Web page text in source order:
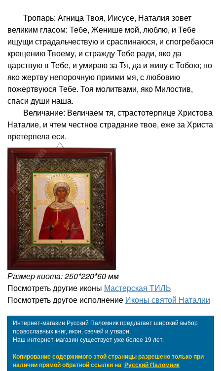
Тропарь: Агница Твоя, Иисусе, Наталия зовет
великим гласом: Тебе, Женише мой, люблю, и Тебе
ищущи страдальчествую и сраспинаюся, и спогребаюся
крещению Твоему, и стражду Тебе ради, яко да
царствую в Тебе, и умираю за Тя, да и живу с Тобою; но
яко жертву непорочную приими мя, с любовию
пожертвуюся Тебе. Тоя молитвами, яко Милостив,
спаси души наша.
Величание: Величаем тя, страстотерпице Христова
Наталие, и чтем честное страдание твое, еже за Христа
претерпела еси.
Размер киота: 250*220*60 мм
Посмотреть другие иконы Мастерская ТИЛЬ
Посмотреть другое исполнение Иконы святой Наталии
Интернет-магазин Русский Паломник предлагает широкий выбор
православных книг, икон, свечей и утвари.
Наш интернет-магазин существует уже более 19 лет.
Копирование содержимого этой страницы разрешено только при
наличии прямой обратной ссылки на Русский Паломник